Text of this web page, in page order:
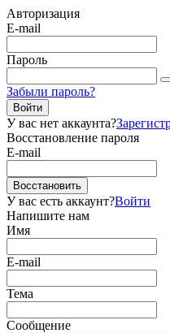
Авторизация
E-mail
Пароль
Забыли пароль?
Войти
У вас нет аккаунта?
Восстановление пароля
E-mail
Восстановить
У вас есть аккаунт?Войти
Напишите нам
Имя
E-mail
Тема
Сообщение